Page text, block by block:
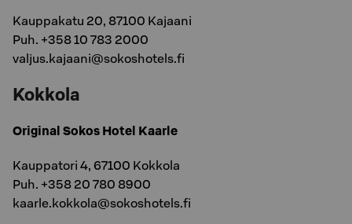
Kauppakatu 20, 87100 Kajaani
Puh. +358 10 783 2000
valjus.kajaani@sokoshotels.fi
Kokkola
Original Sokos Hotel Kaarle
Kauppatori 4, 67100 Kokkola
Puh. +358 20 780 8900
kaarle.kokkola@sokoshotels.fi